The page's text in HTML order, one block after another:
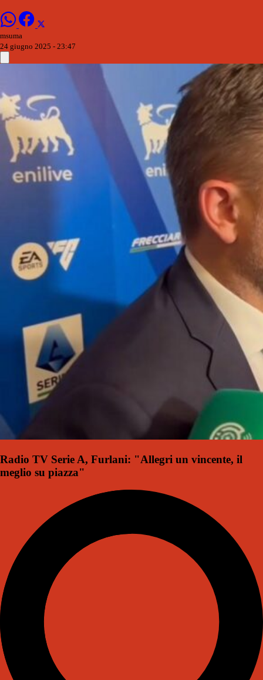
msuma
24 giugno 2025 - 23:47
Radio TV Serie A, Furlani: "Allegri un vincente, il
meglio su piazza"